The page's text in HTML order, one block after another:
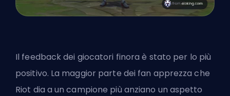
Il feedback dei giocatori finora è stato per lo più
positivo. La maggior parte dei fan apprezza che
Riot dia a un campione più anziano un aspetto